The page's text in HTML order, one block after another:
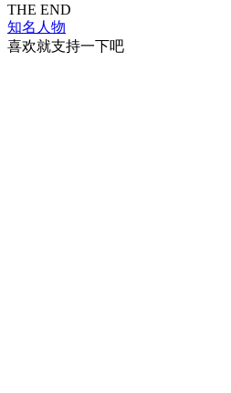
THE END
知名人物
喜欢就支持一下吧